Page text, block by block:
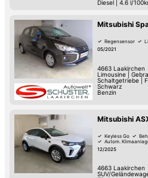
Diesel
4.6 l/
Mitsubishi
Regensensor
05/2021
4663 Laakirchen
Limousine|
Schaltgetriebe|
Schwarz
Benzin
Mitsubishi
Keyless Go
Autom.
12/2025
4663 Laakirchen
SUV/